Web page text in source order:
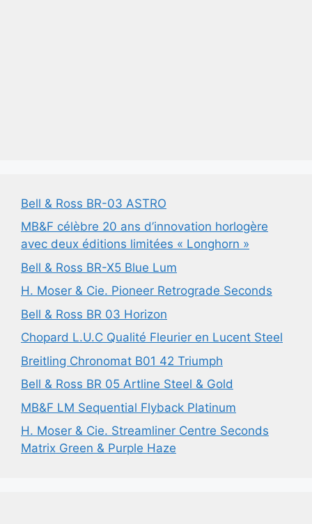
Bell & Ross BR-03 ASTRO
MB&F célèbre 20 ans d’innovation horlogère
avec deux éditions limitées « Longhorn »
Bell & Ross BR-X5 Blue Lum
H. Moser & Cie. Pioneer Retrograde Seconds
Bell & Ross BR 03 Horizon
Chopard L.U.C Qualité Fleurier en Lucent Steel
Breitling Chronomat B01 42 Triumph
Bell & Ross BR 05 Artline Steel & Gold
MB&F LM Sequential Flyback Platinum
H. Moser & Cie. Streamliner Centre Seconds
Matrix Green & Purple Haze